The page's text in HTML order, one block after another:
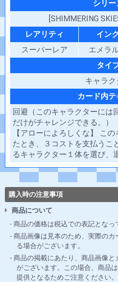
シリー
[SHIMMERING
レアリティ
インク
スーパーレア
エメラ
タイ
キャラク
カード内テ
回避（このキャラクターには
だけがチャレンジできる。）
【アローによろしくな】 こ
たとき、３コストを支払うこ
るキャラクター１体を選び、
購入時の注意事項
商品について
商品の価格は税込での表記となっ
商品画像は見本のため、実際の
る場合がございます。
商品の掲載にあたり、商品画像
がございます。この場合、商品
提供となるためご注意ください